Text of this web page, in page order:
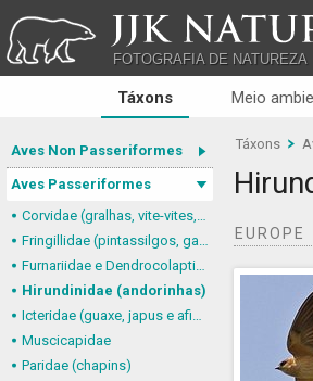
JJK
FOTOGRAFIA DE NATUREZA
Táxons Meio
Aves Non Passeriformes
Aves Passeriformes
Corvidae (gralhas, vite-vites, juruviaras e afins)
Fringillidae (pintassilgos, gaturamos e afins)
Furnariidae e Dendrocolaptidae (joães, limpa-folhas, arapaçus e afins)
Hirundinidae (andorinhas)
Icteridae (guaxe, japus e afins)
Muscicapidae
Paridae (chapins)
Táxons
EUROPE